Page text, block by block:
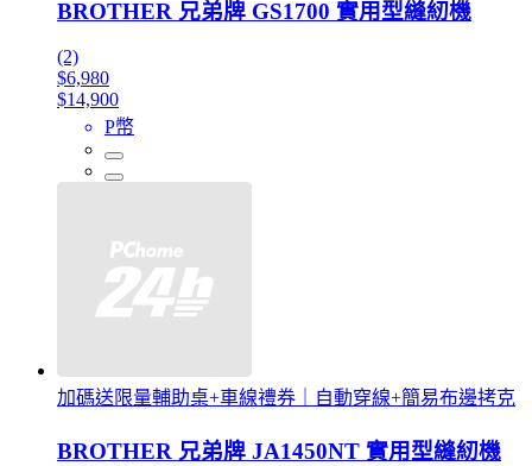
BROTHER 兄弟牌 GS1700 實用型縫紉機
(2)
$6,980
$14,900
P幣
加碼送限量輔助桌+車線禮券｜自動穿線+簡易布邊拷克
BROTHER 兄弟牌 JA1450NT 實用型縫紉機